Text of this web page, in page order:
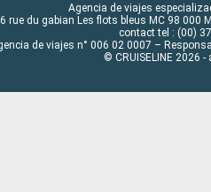
Agencia de viajes
rue du gabian Les flots bleus MC 98 000
contact tel : (00)
de viajes n° 006 02 0007 –
© CRUISELINE 2026